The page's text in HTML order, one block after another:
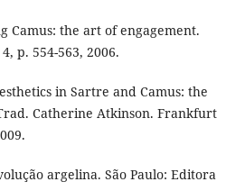
Camus: the art of engagement.
p. 554-563, 2006.
in Sartre and Camus: the
Catherine Atkinson. Frankfurt
argelina. São Paulo: Editora